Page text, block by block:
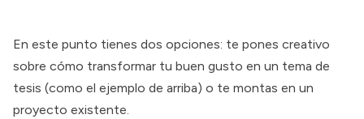
En este punto tienes dos opciones: te pones creativo
sobre cómo transformar tu buen gusto en un tema de
tesis (como el ejemplo de arriba) o te montas en un
proyecto existente.